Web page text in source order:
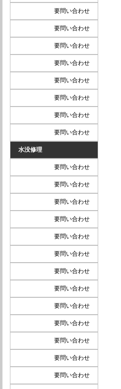
要問い合わせ
要問い合わせ
要問い合わせ
要問い合わせ
要問い合わせ
要問い合わせ
要問い合わせ
要問い合わせ
水没修理
要問い合わせ
要問い合わせ
要問い合わせ
要問い合わせ
要問い合わせ
要問い合わせ
要問い合わせ
要問い合わせ
要問い合わせ
要問い合わせ
要問い合わせ
要問い合わせ
要問い合わせ